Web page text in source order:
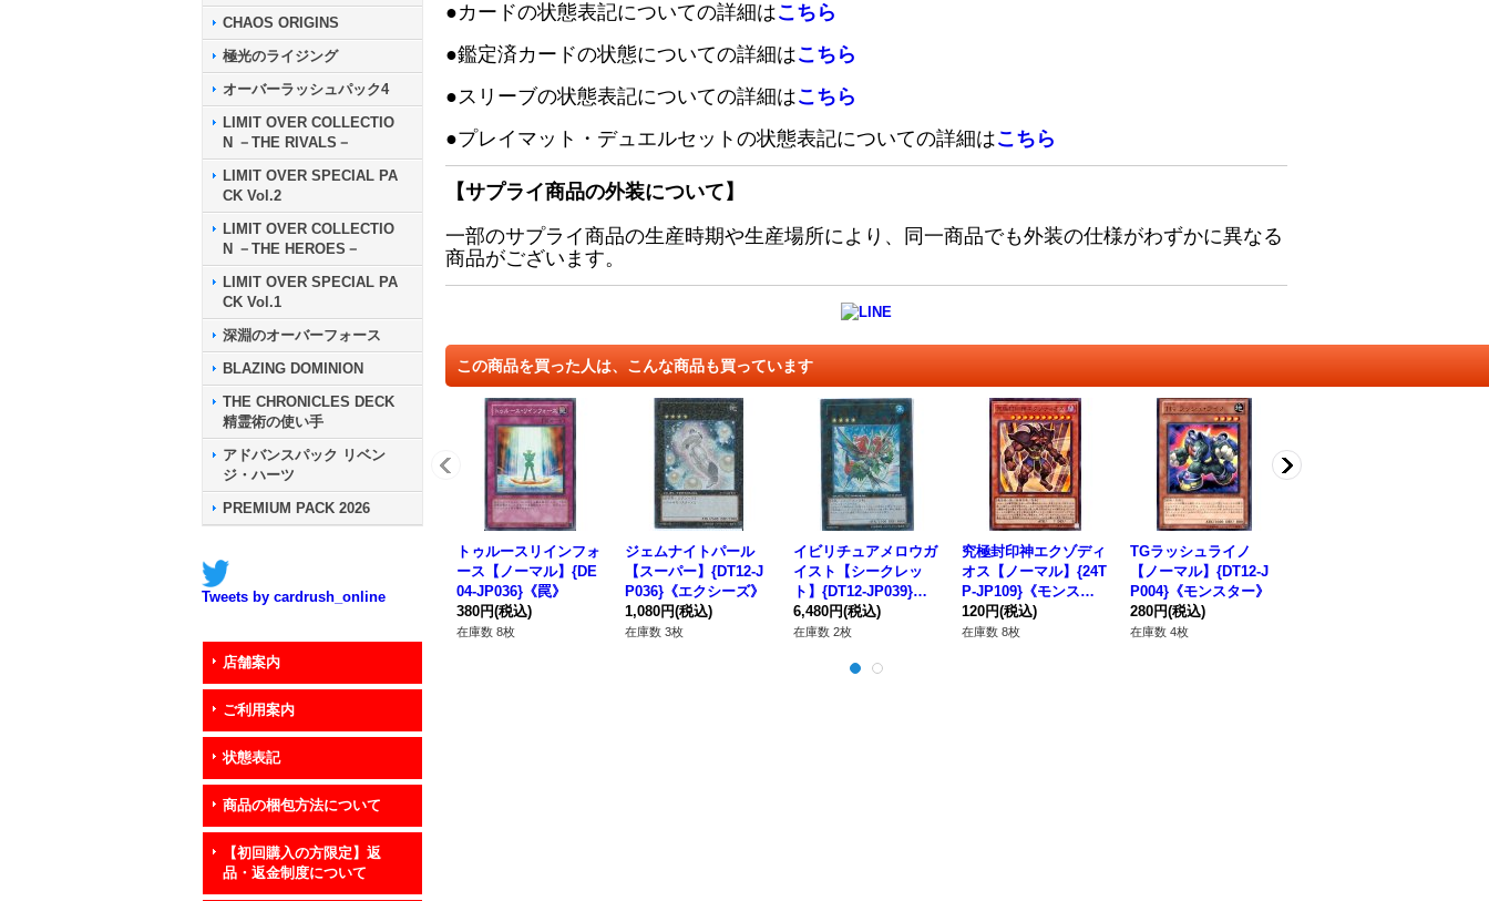
CHAOS ORIGINS
極光のライジング
オーバーラッシュパック4
LIMIT OVER COLLECTIO
N －THE RIVALS－
LIMIT OVER SPECIAL PA
CK Vol.2
LIMIT OVER COLLECTIO
N －THE HEROES－
LIMIT OVER SPECIAL PA
CK Vol.1
深淵のオーバーフォース
BLAZING DOMINION
THE CHRONICLES DECK
精霊術の使い手
アドバンスパック リベン
ジ・ハーツ
PREMIUM PACK 2026
Tweets by cardrush_online
店舗案内
ご利用案内
状態表記
商品の梱包方法について
【初回購入の方限定】返
品・返金制度について
●カードの状態表記についての詳細はこちら
●鑑定済カードの状態についての詳細はこちら
●スリーブの状態表記についての詳細はこちら
●プレイマット・デュエルセットの状態表記についての詳細はこちら
【サプライ商品の外装について】
一部のサプライ商品の生産時期や生産場所により、同一商品でも外装の仕様がわずかに異なる
商品がございます。
この商品を買った人は、こんな商品も買っています
トゥルースリインフォ
ース【ノーマル】{DE
04-JP036}《罠》
380円(税込)
在庫数 8枚
ジェムナイトパール
【スーパー】{DT12-J
P036}《エクシーズ》
1,080円(税込)
在庫数 3枚
イビリチュアメロウガ
イスト【シークレッ
ト】{DT12-JP039}
《エクシーズ》
6,480円(税込)
在庫数 2枚
究極封印神エクゾディ
オス【ノーマル】{24T
P-JP109}《モンスタ
ー》
120円(税込)
在庫数 8枚
TGラッシュライノ
【ノーマル】{DT12-J
P004}《モンスター》
280円(税込)
在庫数 4枚